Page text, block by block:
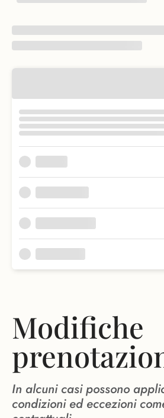
Modifiche
In alcuni casi possono
condizioni ed eccezioni